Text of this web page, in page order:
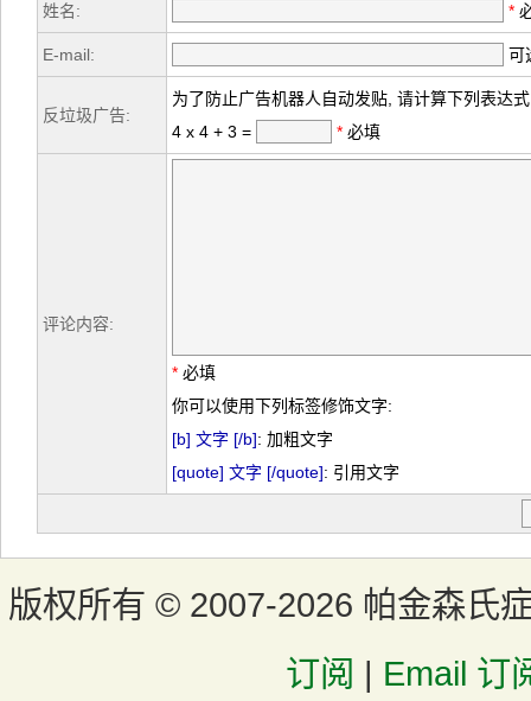
姓名: *
E-mail: 可
反垃圾广告:
为了防止广告机器人自动发贴, 请计算下列表达
4 x 4 + 3 =
*必填
评论内容:
*必填
你可以使用下列标签修饰文字:
[b] 文字 [/b]: 加粗文字
[quote] 文字 [/quote]: 引用文字
版权所有 © 2007-2026 帕金森氏
订阅 | Email 订